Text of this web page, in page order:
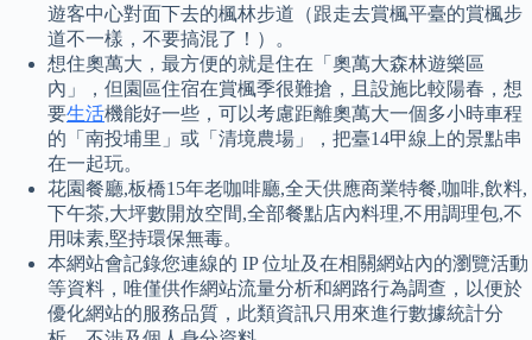
遊客中心對面下去的楓林步道（跟走去賞楓平臺的賞楓步
道不一樣，不要搞混了！）。
想住奧萬大，最方便的就是住在「奧萬大森林遊樂區
內」，但園區住宿在賞楓季很難搶，且設施比較陽春，想
要生活機能好一些，可以考慮距離奧萬大一個多小時車程
的「南投埔里」或「清境農場」，把臺14甲線上的景點串
在一起玩。
花園餐廳,板橋15年老咖啡廳,全天供應商業特餐,咖啡,飲料,
下午茶,大坪數開放空間,全部餐點店內料理,不用調理包,不
用味素,堅持環保無毒。
本網站會記錄您連線的 IP 位址及在相關網站內的瀏覽活動
等資料，唯僅供作網站流量分析和網路行為調查，以便於
優化網站的服務品質，此類資訊只用來進行數據統計分